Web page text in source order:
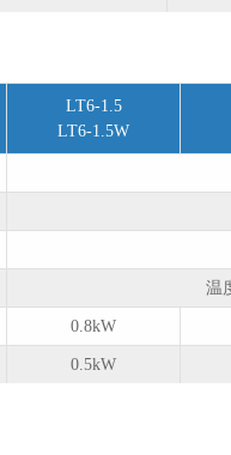
LT6-1.5
LT6-1.5W
温
0.8kW
0.5kW